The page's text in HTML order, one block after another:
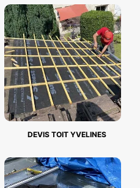
DEVIS TOIT YVELINES